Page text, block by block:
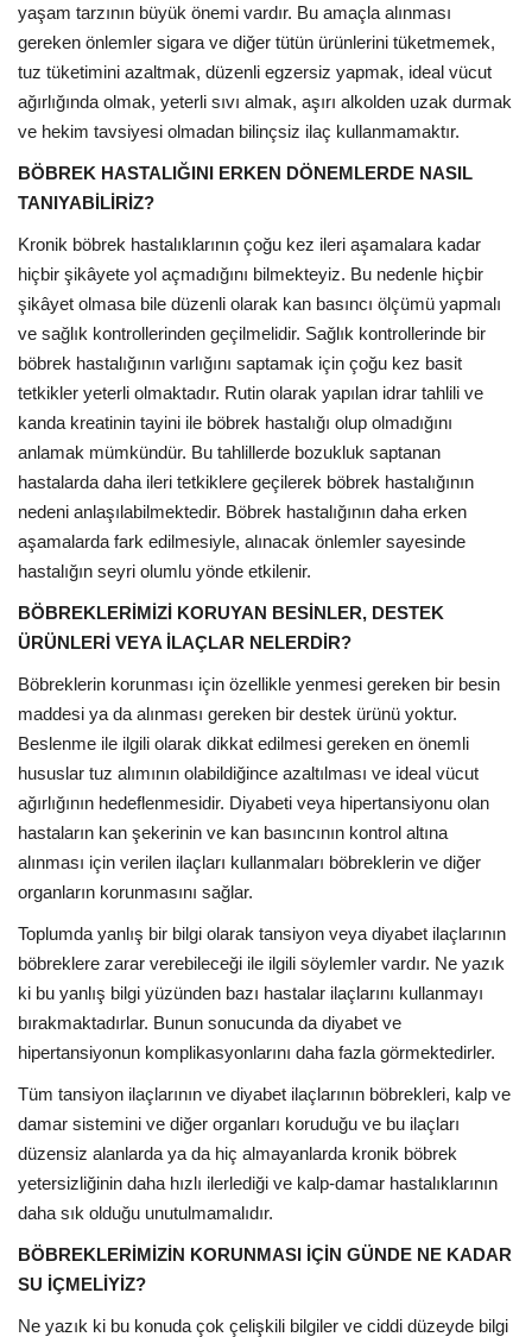
yaşam tarzının büyük önemi vardır. Bu amaçla alınması
gereken önlemler sigara ve diğer tütün ürünlerini tüketmemek,
tuz tüketimini azaltmak, düzenli egzersiz yapmak, ideal vücut
ağırlığında olmak, yeterli sıvı almak, aşırı alkolden uzak durmak
ve hekim tavsiyesi olmadan bilinçsiz ilaç kullanmamaktır.
BÖBREK HASTALIĞINI ERKEN DÖNEMLERDE NASIL
TANIYABİLİRİZ?
Kronik böbrek hastalıklarının çoğu kez ileri aşamalara kadar
hiçbir şikâyete yol açmadığını bilmekteyiz. Bu nedenle hiçbir
şikâyet olmasa bile düzenli olarak kan basıncı ölçümü yapmalı
ve sağlık kontrollerinden geçilmelidir. Sağlık kontrollerinde bir
böbrek hastalığının varlığını saptamak için çoğu kez basit
tetkikler yeterli olmaktadır. Rutin olarak yapılan idrar tahlili ve
kanda kreatinin tayini ile böbrek hastalığı olup olmadığını
anlamak mümkündür. Bu tahlillerde bozukluk saptanan
hastalarda daha ileri tetkiklere geçilerek böbrek hastalığının
nedeni anlaşılabilmektedir. Böbrek hastalığının daha erken
aşamalarda fark edilmesiyle, alınacak önlemler sayesinde
hastalığın seyri olumlu yönde etkilenir.
BÖBREKLERİMİZİ KORUYAN BESİNLER, DESTEK
ÜRÜNLERİ VEYA İLAÇLAR NELERDİR?
Böbreklerin korunması için özellikle yenmesi gereken bir besin
maddesi ya da alınması gereken bir destek ürünü yoktur.
Beslenme ile ilgili olarak dikkat edilmesi gereken en önemli
hususlar tuz alımının olabildiğince azaltılması ve ideal vücut
ağırlığının hedeflenmesidir. Diyabeti veya hipertansiyonu olan
hastaların kan şekerinin ve kan basıncının kontrol altına
alınması için verilen ilaçları kullanmaları böbreklerin ve diğer
organların korunmasını sağlar.
Toplumda yanlış bir bilgi olarak tansiyon veya diyabet ilaçlarının
böbreklere zarar verebileceği ile ilgili söylemler vardır. Ne yazık
ki bu yanlış bilgi yüzünden bazı hastalar ilaçlarını kullanmayı
bırakmaktadırlar. Bunun sonucunda da diyabet ve
hipertansiyonun komplikasyonlarını daha fazla görmektedirler.
Tüm tansiyon ilaçlarının ve diyabet ilaçlarının böbrekleri, kalp ve
damar sistemini ve diğer organları koruduğu ve bu ilaçları
düzensiz alanlarda ya da hiç almayanlarda kronik böbrek
yetersizliğinin daha hızlı ilerlediği ve kalp-damar hastalıklarının
daha sık olduğu unutulmamalıdır.
BÖBREKLERİMİZİN KORUNMASI İÇİN GÜNDE NE KADAR
SU İÇMELİYİZ?
Ne yazık ki bu konuda çok çelişkili bilgiler ve ciddi düzeyde bilgi